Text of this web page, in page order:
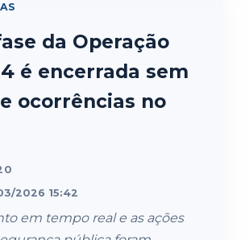
da Operação
é encerrada sem
ocorrências no
2026 15:42
em tempo real e as ações